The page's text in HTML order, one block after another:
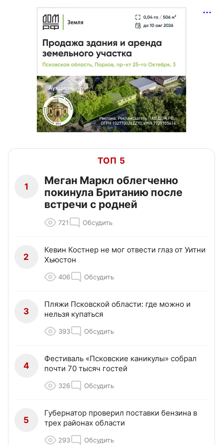
ТОП 5
1
Меган Маркл облегченно
покинула Британию после
встречи с родней
721 Обсудить
2
Кевин Костнер не мог отвести глаз от Уитни
Хьюстон
406 Обсудить
3
Пляжи Псковской области: где можно и
нельзя купаться
393 Обсудить
4
Фестиваль «Псковские каникулы» собрал
почти 70 тысяч гостей
326 Обсудить
5
Губернатор проверил поставки бензина в
трех районах области
293 Обсудить